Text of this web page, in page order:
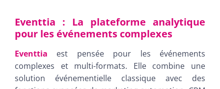
Eventtia : La plateforme analytique
pour les événements complexes
Eventtia est pensée pour les événements
complexes et multi-formats. Elle combine une
solution événementielle classique avec des